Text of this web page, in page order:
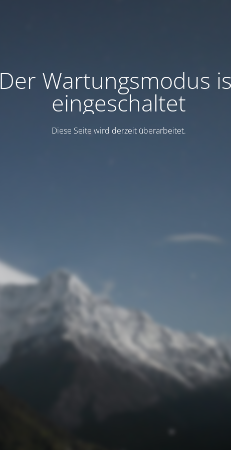
Der Wartungsmodus
eingeschaltet
Diese Seite wird derzeit überarbeitet.